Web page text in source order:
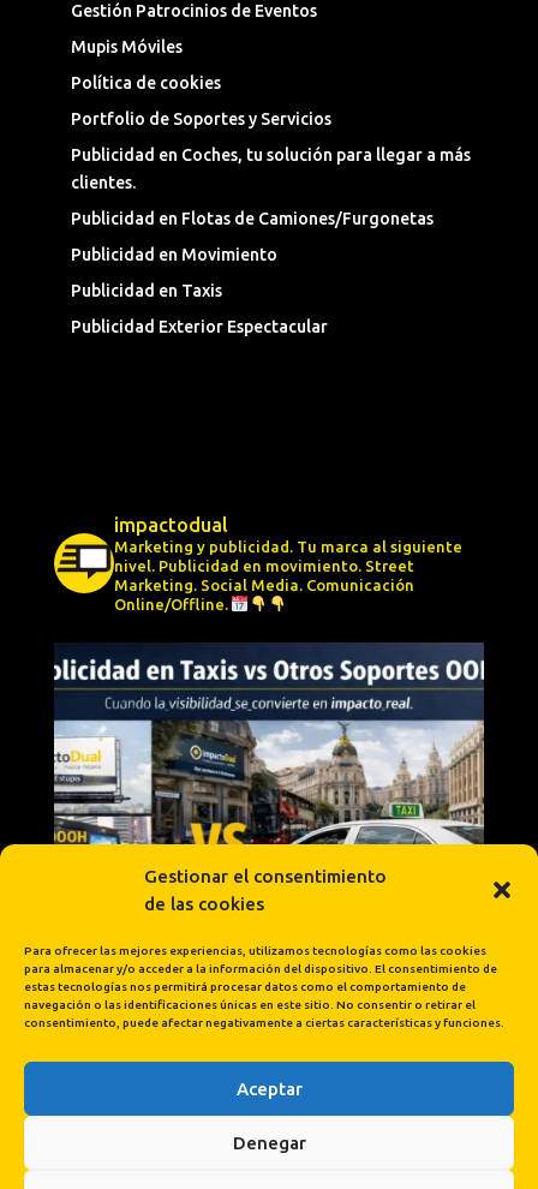
Gestionar el consentimiento
de las cookies
Para ofrecer las mejores experiencias, utilizamos tecnologías como las cookies
para almacenar y/o acceder a la información del dispositivo. El consentimiento de
estas tecnologías nos permitirá procesar datos como el comportamiento de
navegación o las identificaciones únicas en este sitio. No consentir o retirar el
consentimiento, puede afectar negativamente a ciertas características y funciones.
Aceptar
Denegar
Gestión Patrocinios de Eventos
Mupis Móviles
Política de cookies
Portfolio de Soportes y Servicios
Publicidad en Coches, tu solución para llegar a más
clientes.
Publicidad en Flotas de Camiones/Furgonetas
Publicidad en Movimiento
Publicidad en Taxis
Publicidad Exterior Espectacular
impactodual
Marketing y publicidad. Tu marca al siguiente
nivel. Publicidad en movimiento. Street
Marketing. Social Media. Comunicación
Online/Offline.
Cargar más... Síguenos en Instagram